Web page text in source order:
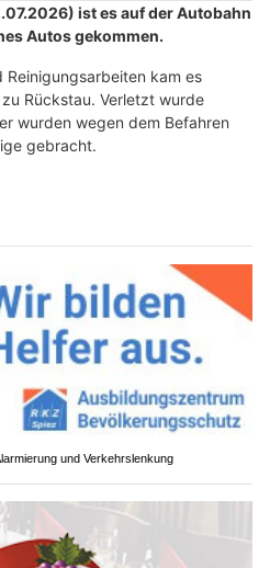
ist es auf der Autobahn
Autos gekommen.
kam es
Rückstau. Verletzt wurde
wurden wegen dem Befahren
gebracht.
und Verkehrslenkung